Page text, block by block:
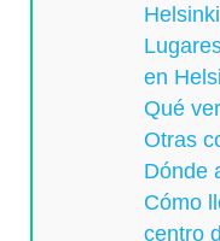
Helsinki
en
Qué
Otras
Dónde
Cómo
centro